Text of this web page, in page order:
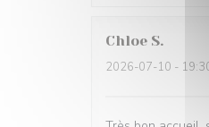
Chloe S
2026-07-10 -